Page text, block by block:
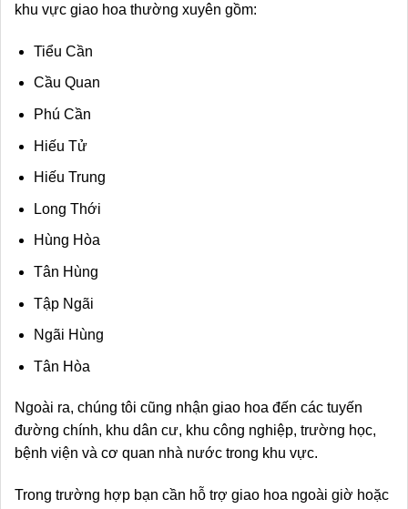
khu vực giao hoa thường xuyên gồm:
Tiểu Cần
Cầu Quan
Phú Cần
Hiếu Tử
Hiếu Trung
Long Thới
Hùng Hòa
Tân Hùng
Tập Ngãi
Ngãi Hùng
Tân Hòa
Ngoài ra, chúng tôi cũng nhận giao hoa đến các tuyến
đường chính, khu dân cư, khu công nghiệp, trường học,
bệnh viện và cơ quan nhà nước trong khu vực.
Trong trường hợp bạn cần hỗ trợ giao hoa ngoài giờ hoặc